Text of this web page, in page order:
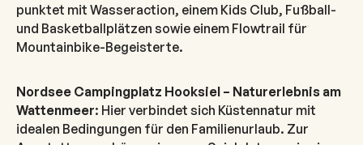
punktet mit Wasseraction, einem Kids Club, Fußball-
und Basketballplätzen sowie einem Flowtrail für
Mountainbike-Begeisterte.
Nordsee Campingplatz Hooksiel – Naturerlebnis am
Wattenmeer: Hier verbindet sich Küstennatur mit
idealen Bedingungen für den Familienurlaub. Zur